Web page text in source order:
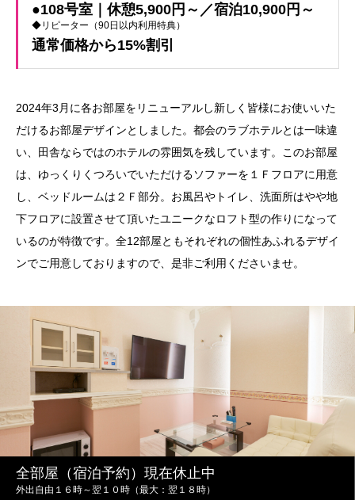
●108号室｜休憩5,900円～／宿泊10,900円～
◆リピーター（90日以内利用特典）
通常価格から15%割引
2024年3月に各お部屋をリニューアルし新しく皆様にお使いいた
だけるお部屋デザインとしました。都会のラブホテルとは一味違
い、田舎ならではのホテルの雰囲気を残しています。このお部屋
は、ゆっくりくつろいでいただけるソファーを１Ｆフロアに用意
し、ベッドルームは２Ｆ部分。お風呂やトイレ、洗面所はやや地
下フロアに設置させて頂いたユニークなロフト型の作りになって
いるのが特徴です。全12部屋ともそれぞれの個性あふれるデザイ
ンでご用意しておりますので、是非ご利用くださいませ。
全部屋（宿泊予約）現在休止中
外出自由１６時～翌１０時（最大：翌１８時）